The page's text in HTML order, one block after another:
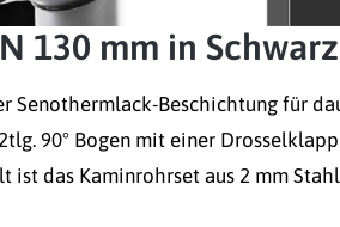
130 mm in Schwarz
Beschichtung für
90° Bogen mit einer
ist das Kaminrohrset aus 2 mm